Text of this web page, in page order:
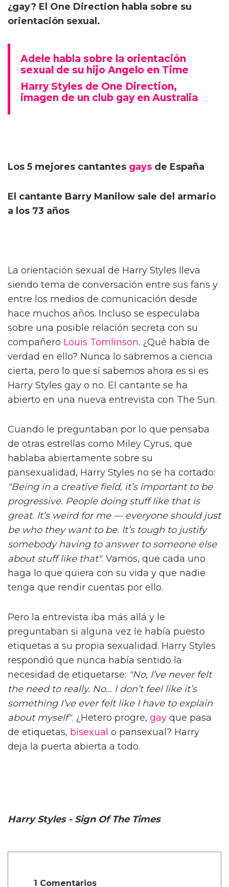
¿gay? El One Direction habla sobre su
orientación sexual.
Adele habla sobre la orientación
sexual de su hijo Angelo en Time
Harry Styles de One Direction,
imagen de un club gay en Australia
Los 5 mejores cantantes gays de España
El cantante Barry Manilow sale del armario
a los 73 años
La orientación sexual de Harry Styles lleva
siendo tema de conversación entre sus fans y
entre los medios de comunicación desde
hace muchos años. Incluso se especulaba
sobre una posible relación secreta con su
compañero Louis Tomlinson. ¿Qué había de
verdad en ello? Nunca lo sabremos a ciencia
cierta, pero lo que sí sabemos ahora es si es
Harry Styles gay o no. El cantante se ha
abierto en una nueva entrevista con The Sun.
Cuando le preguntaban por lo que pensaba
de otras estrellas como Miley Cyrus, que
hablaba abiertamente sobre su
pansexualidad, Harry Styles no se ha cortado:
"Being in a creative field, it’s important to be
progressive. People doing stuff like that is
great. It’s weird for me — everyone should just
be who they want to be. It’s tough to justify
somebody having to answer to someone else
about stuff like that". Vamos, que cada uno
haga lo que quiera con su vida y que nadie
tenga que rendir cuentas por ello.
Pero la entrevista iba más allá y le
preguntaban si alguna vez le había puesto
etiquetas a su propia sexualidad. Harry Styles
respondió que nunca había sentido la
necesidad de etiquetarse: "No, I’ve never felt
the need to really. No... I don’t feel like it’s
something I’ve ever felt like I have to explain
about myself". ¿Hetero progre, gay que pasa
de etiquetas, bisexual o pansexual? Harry
deja la puerta abierta a todo.
Harry Styles - Sign Of The Times
1 Comentarios